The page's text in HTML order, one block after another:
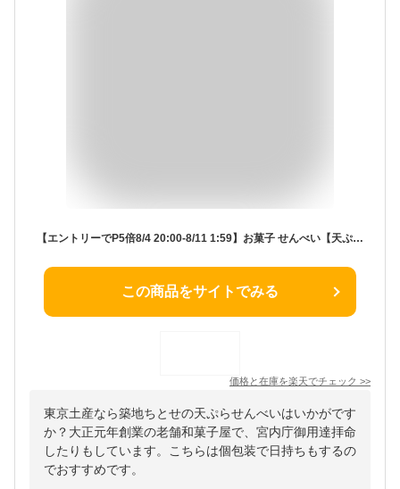
【エントリーでP5倍8/4 20:00-8/11 1:59】お菓子 せんべい【天ぷらせんべい12枚入】 築地ちとせ 和菓子 焼き菓子 煎餅 ギフト 個包装 内祝い お祝い お祝い返し 出産祝い 結婚祝い お礼 職場 退職 菓子折り ご挨拶 香典返し 快気祝い 人気 東京土産 夏ギフト 暑中見舞い
この商品をサイトでみる
価格と在庫を楽天でチェック >>
東京土産なら築地ちとせの天ぷらせんべいはいかがです
か？大正元年創業の老舗和菓子屋で、宮内庁御用達拝命
したりもしています。こちらは個包装で日持ちもするの
でおすすめです。